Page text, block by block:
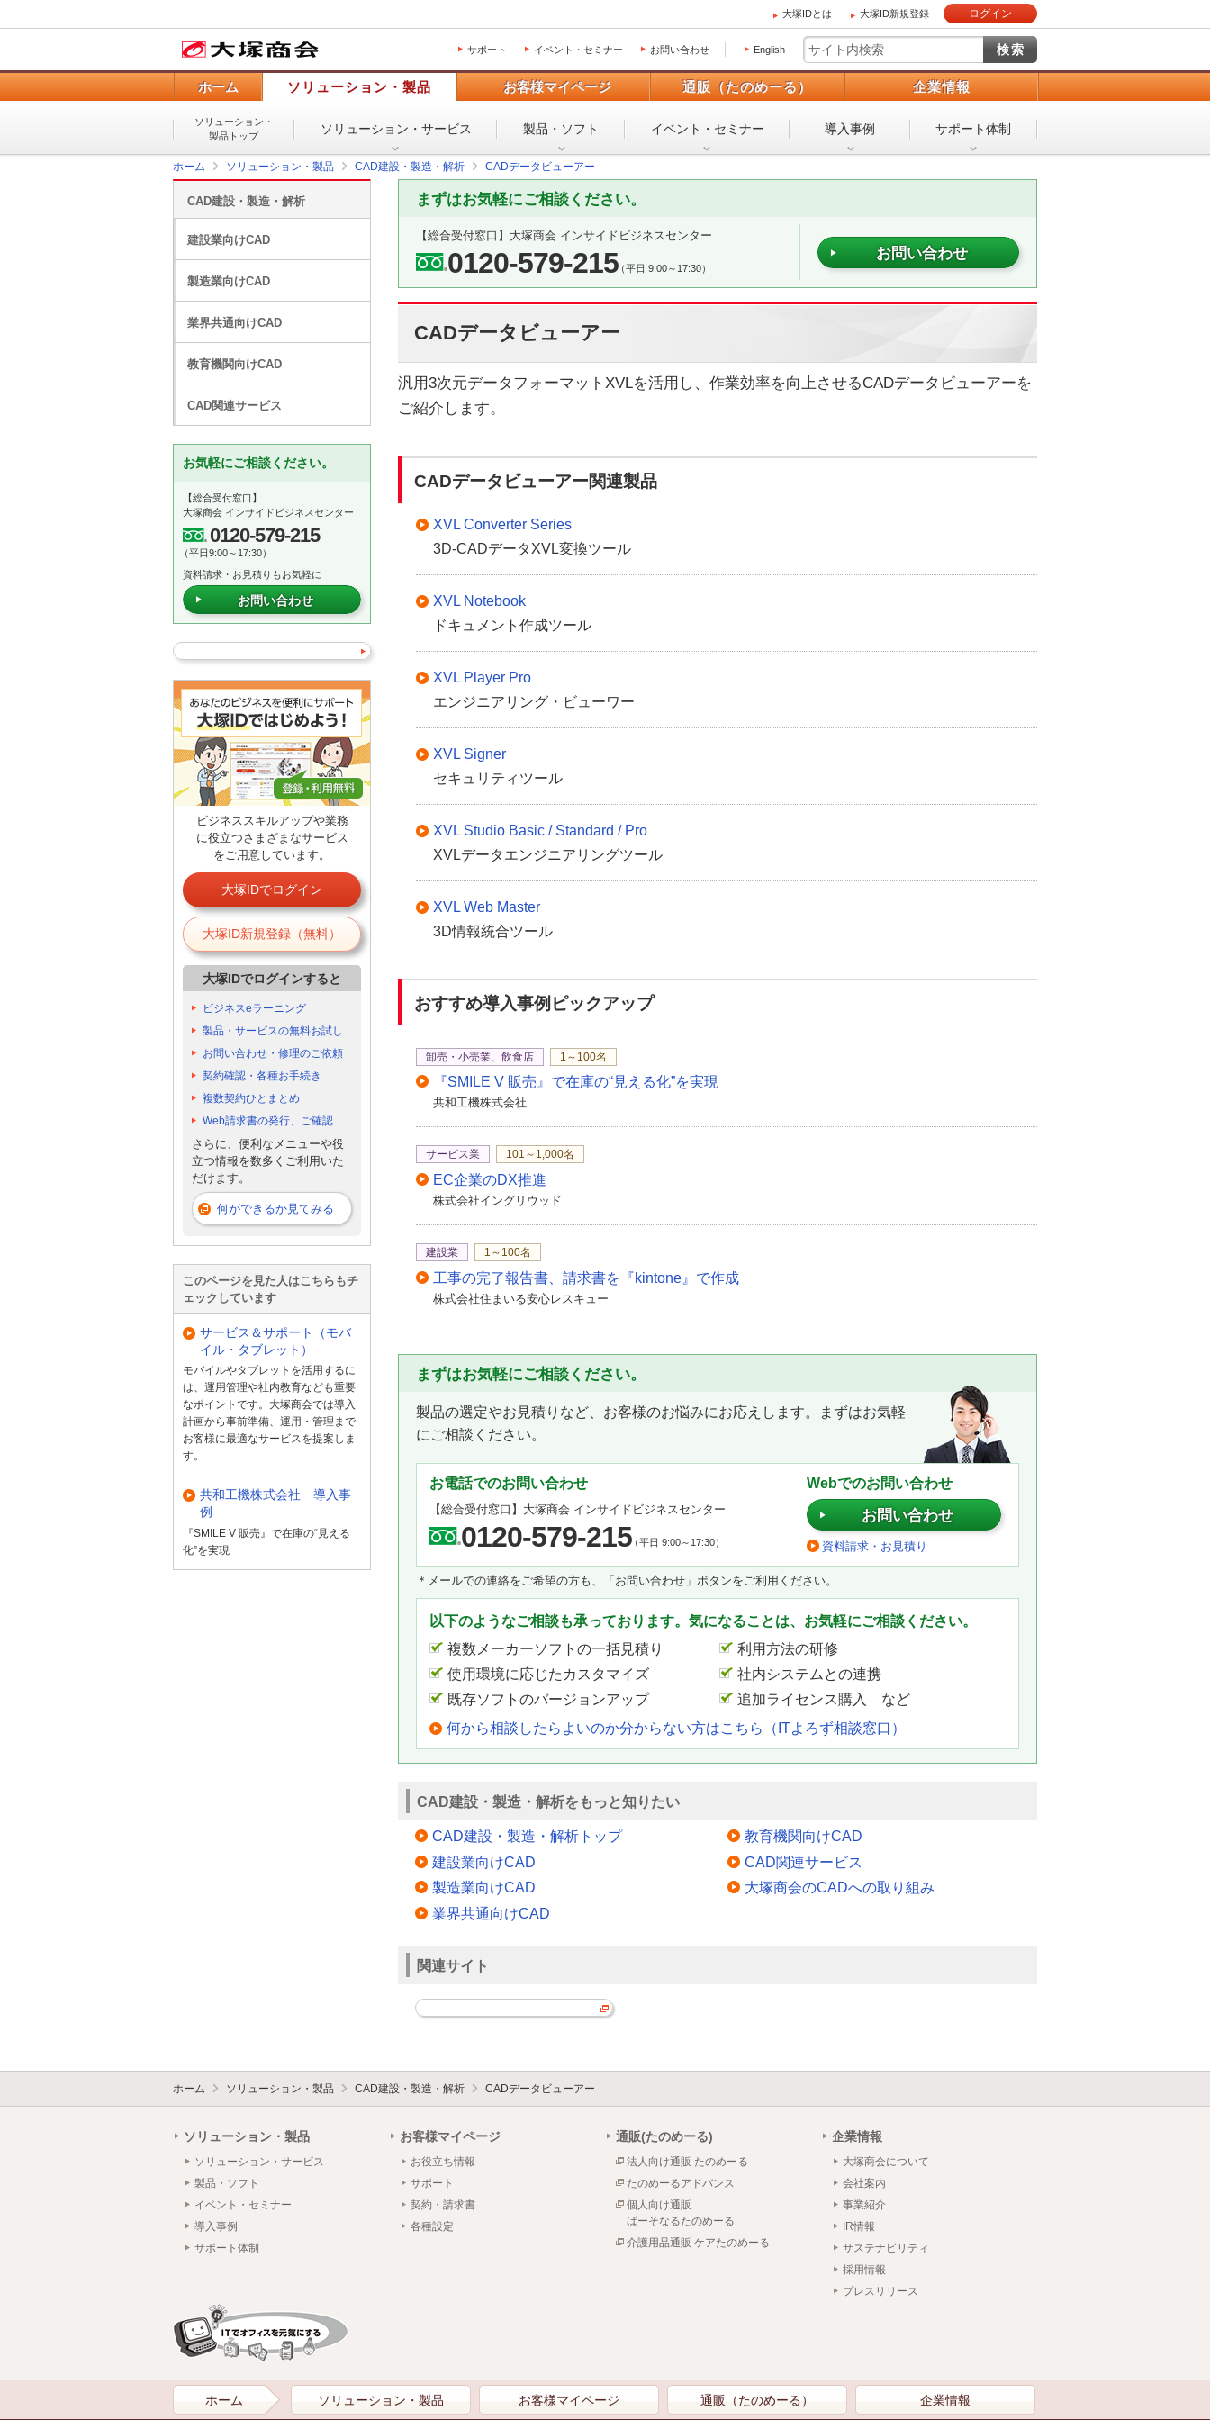
大塚IDとは 大塚ID新規登録 ログイン
サポート イベント・セミナー お問い合わせ English
ホーム ソリューション・製品 お客様マイページ 通販（たのめーる） 企業情報
ソリューション・
製品トップ
ソリューション・ サービス 製品・ソフト イベント・ セミナー 導入事例 サポート体制
ホーム ソリューション・製品 CAD建設・製造・解析 CADデータビューアー
まずはお気軽にご相談ください。
【総合受付窓口】 大塚商会 インサイドビジネスセンター
0120-579-215（平日 9:00～17:30）
お問い合わせ
CADデータビューアー
汎用3次元データフォーマットXVLを活用し、作業効率を向上させるCADデータビューアーを
ご紹介します。
CADデータビューアー関連製品
XVL Converter Series
3D-CADデータXVL変換ツール
XVL Notebook
ドキュメント作成ツール
XVL Player Pro
エンジニアリング・ビューワー
XVL Signer
セキュリティツール
XVL Studio Basic / Standard / Pro
XVLデータエンジニアリングツール
XVL Web Master
3D情報統合ツール
おすすめ導入事例ピックアップ
卸売・小売業、飲食店 1～100名
『SMILE V 販売』で在庫の“見える化”を実現
共和工機株式会社
サービス業 101～1,000名
EC企業のDX推進
株式会社イングリウッド
建設業 1～100名
工事の完了報告書、請求書を『kintone』で作成
株式会社住まいる安心レスキュー
まずはお気軽にご相談ください。
製品の選定やお見積りなど、お客様のお悩みにお応えします。まずはお気軽
にご相談ください。
お電話でのお問い合わせ
【総合受付窓口】 大塚商会 インサイドビジネスセンター
0120-579-215（平日 9:00～17:30）
Webでのお問い合わせ
お問い合わせ
資料請求・お見積り
＊メールでの連絡をご希望の方も、「お問い合わせ」ボタンをご利用ください。
以下のようなご相談も承っております。気になることは、お気軽にご相談ください。
複数メーカーソフトの一括見積り
利用方法の研修
使用環境に応じたカスタマイズ
社内システムとの連携
既存ソフトのバージョンアップ
追加ライセンス購入 など
何から相談したらよいのか分からない方はこちら（ITよろず相談窓口）
CAD建設・製造・解析をもっと知りたい
CAD建設・製造・解析トップ
建設業向けCAD
製造業向けCAD
業界共通向けCAD
教育機関向けCAD
CAD関連サービス
大塚商会のCADへの取り組み
関連サイト
CAD建設・製造・解析
建設業向けCAD
製造業向けCAD
業界共通向けCAD
教育機関向けCAD
CAD関連サービス
お気軽にご相談ください。
【総合受付窓口】
大塚商会 インサイドビジネスセンター
0120-579-215
（平日9:00～17:30）
資料請求・お見積りもお気軽に
お問い合わせ
ビジネススキルアップや業務
に役立つさまざまなサービス
をご用意しています。
大塚IDでログイン
大塚ID新規登録（無料）
大塚IDでログインすると
ビジネスeラーニング
製品・サービスの無料お試し
お問い合わせ・修理のご依頼
契約確認・各種お手続き
複数契約ひとまとめ
Web請求書の発行、ご確認
さらに、便利なメニューや役
立つ情報を数多くご利用いた
だけます。
何ができるか見てみる
このページを見た人はこちらもチ
ェックしています
サービス＆サポート（モバ
イル・タブレット）
モバイルやタブレットを活用するに
は、運用管理や社内教育なども重要
なポイントです。大塚商会では導入
計画から事前準備、運用・管理まで
お客様に最適なサービスを提案しま
す。
共和工機株式会社 導入事
例
『SMILE V 販売』で在庫の“見える
化”を実現
ホーム ソリューション・製品 CAD建設・製造・解析 CADデータビューアー
ソリューション・製品
ソリューション・サービス
製品・ソフト
イベント・セミナー
導入事例
サポート体制
お客様マイページ
お役立ち情報
サポート
契約・請求書
各種設定
通販(たのめーる)
法人向け通販 たのめーる
たのめーるアドバンス
個人向け通販
ぱーそなるたのめーる
介護用品通販 ケアたのめーる
企業情報
大塚商会について
会社案内
事業紹介
IR情報
サステナビリティ
採用情報
プレスリリース
ホーム ソリューション・製品 お客様マイページ 通販（たのめーる） 企業情報